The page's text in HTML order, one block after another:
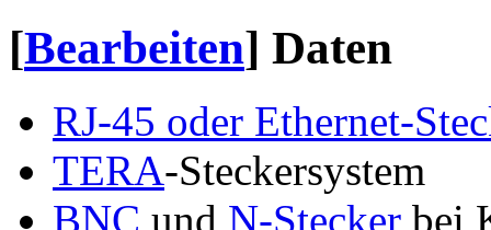
[Bearbeiten] Daten
RJ-45 oder Ethernet-
TERA-Steckersystem
BNC und N-Stecker bei